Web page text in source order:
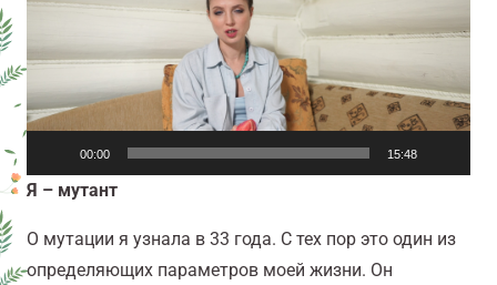
00:00 15:48
Я – мутант
О мутации я узнала в 33 года. С тех пор это один из
определяющих параметров моей жизни. Он